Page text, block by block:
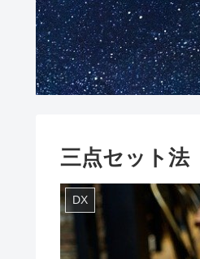
三点セット法
DX